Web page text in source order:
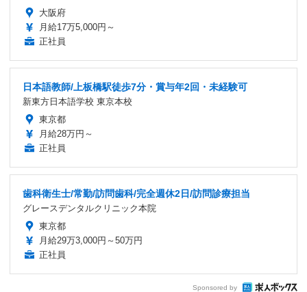
大阪府
月給17万5,000円～
正社員
日本語教師/上板橋駅徒歩7分・賞与年2回・未経験可
新東方日本語学校 東京本校
東京都
月給28万円～
正社員
歯科衛生士/常勤/訪問歯科/完全週休2日/訪問診療担当
グレースデンタルクリニック本院
東京都
月給29万3,000円～50万円
正社員
Sponsored by